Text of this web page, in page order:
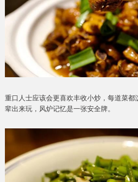
重口人士应该会更喜欢丰收小炒，每道菜
辈出来玩，风炉记忆是一张安全牌。